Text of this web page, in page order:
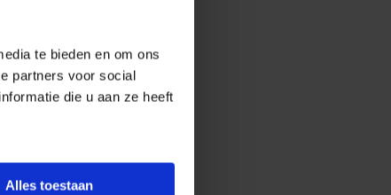
te bieden en om ons
partners voor social
die u aan ze heeft
Alles toestaan